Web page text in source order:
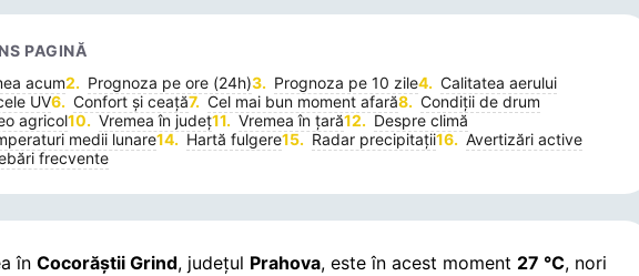
PAGINĂ
acum
Prognoza pe ore (24h) Prognoza pe 10 zile
Calitatea aerului
UV
Confort și ceață Cel mai bun moment afară
Condiții de drum
agricol
Vremea în județ Vremea în țară
Despre climă
medii lunare
Hartă fulgere Radar precipitații
Avertizări active
frecvente
înCocorăştii Grind, județul Prahova, este în acest moment 27 °C, nori